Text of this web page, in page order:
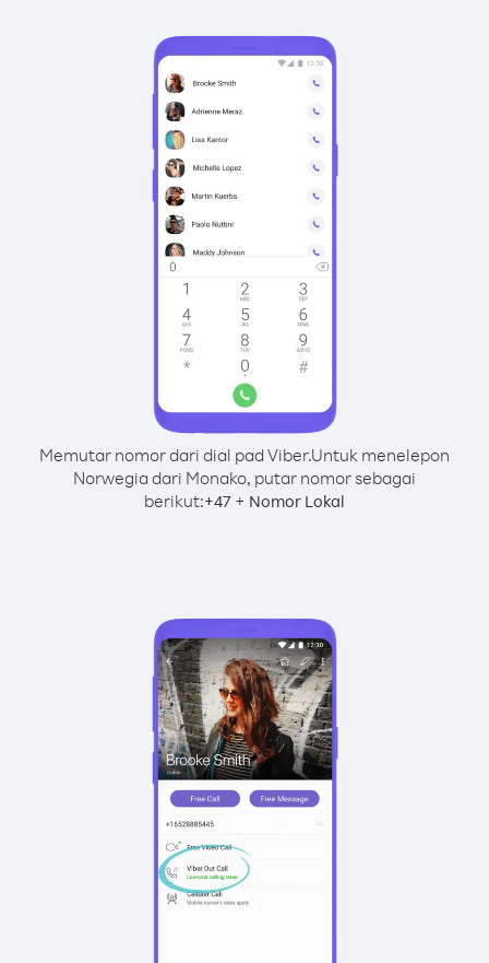
Memutar nomor dari dial pad Viber.Untuk menelepon
Norwegia dari Monako, putar nomor sebagai
berikut:+47 + Nomor Lokal